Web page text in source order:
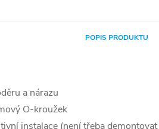
POPIS PRODUKTU
a nárazu
O-kroužek
instalace (není třeba